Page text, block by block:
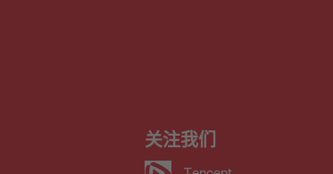
关注我们